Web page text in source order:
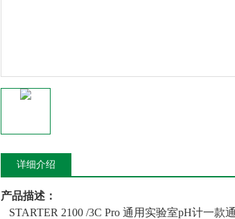
详细介绍
产品描述：
STARTER 2100 /3C Pro 通用实验室pH计一